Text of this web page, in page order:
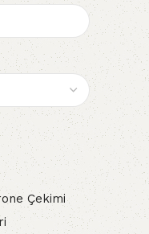
Çekimi